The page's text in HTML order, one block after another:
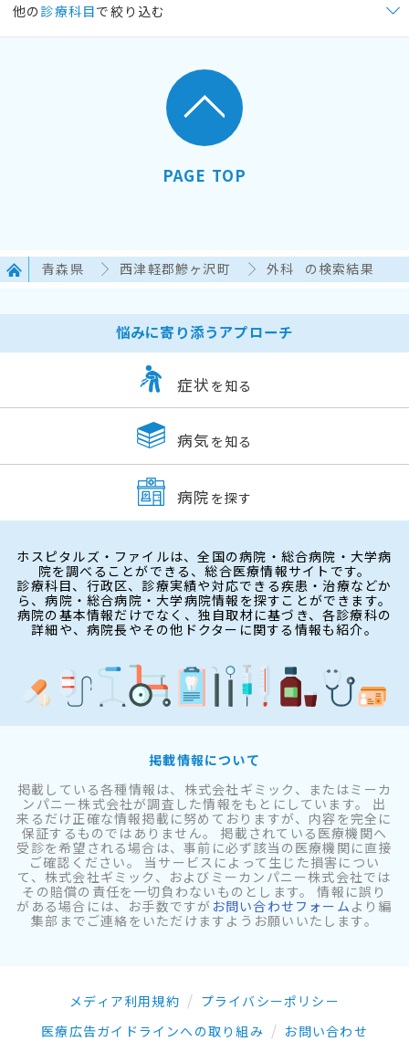
他の 診療科目で絞り込む
PAGE TOP
青森県 西津軽郡鰺ヶ沢町 外科 の検索結果
悩みに寄り添うアプローチ
症状 を知る
病気 を知る
病院 を探す
ホスピタルズ・ファイルは、全国の病院・総合病院・大学病
院を調べることができる、総合医療情報サイトです。
診療科目、行政区、診療実績や対応できる疾患・治療などか
ら、病院・総合病院・大学病院情報を探すことができます。
病院の基本情報だけでなく、独自取材に基づき、各診療科の
詳細や、病院長やその他ドクターに関する情報も紹介。
掲載情報について
掲載している各種情報は、株式会社ギミック、またはミーカ
ンパニー株式会社が調査した情報をもとにしています。 出
来るだけ正確な情報掲載に努めておりますが、内容を完全に
保証するものではありません。 掲載されている医療機関へ
受診を希望される場合は、事前に必ず該当の医療機関に直接
ご確認ください。 当サービスによって生じた損害につい
て、株式会社ギミック、およびミーカンパニー株式会社では
その賠償の責任を一切負わないものとします。 情報に誤り
がある場合には、お手数ですが お問い合わせフォーム より編
集部までご連絡をいただけますようお願いいたします。
メディア利用規約
プライバシーポリシー
医療広告ガイドラインへの取り組み
お問い合わせ